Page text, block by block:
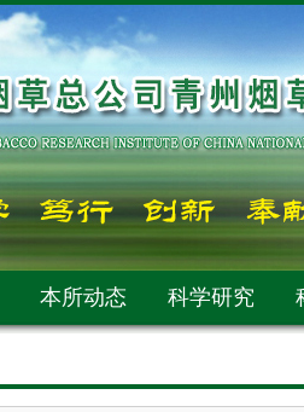
本所动态 科学研究